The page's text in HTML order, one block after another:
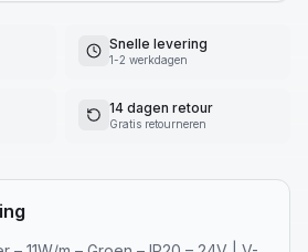
Snelle levering
1-2 werkdagen
14 dagen retour
Gratis retourneren